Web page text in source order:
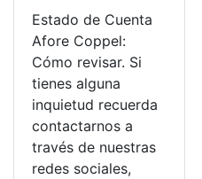
Estado de Cuenta
Afore Coppel:
Cómo revisar. Si
tienes alguna
inquietud recuerda
contactarnos a
través de nuestras
redes sociales,